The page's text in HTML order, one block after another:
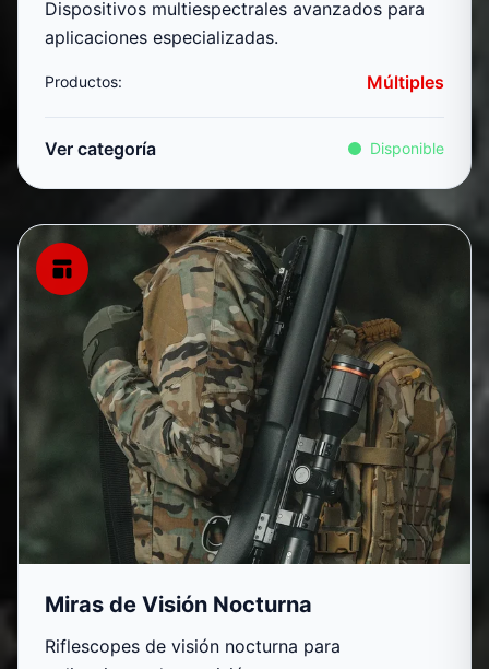
Dispositivos multiespectrales avanzados para
aplicaciones especializadas.
Productos: Múltiples
Ver categoría Disponible
Miras de Visión Nocturna
Miras de Visión Nocturna
Riflescopes de visión nocturna para